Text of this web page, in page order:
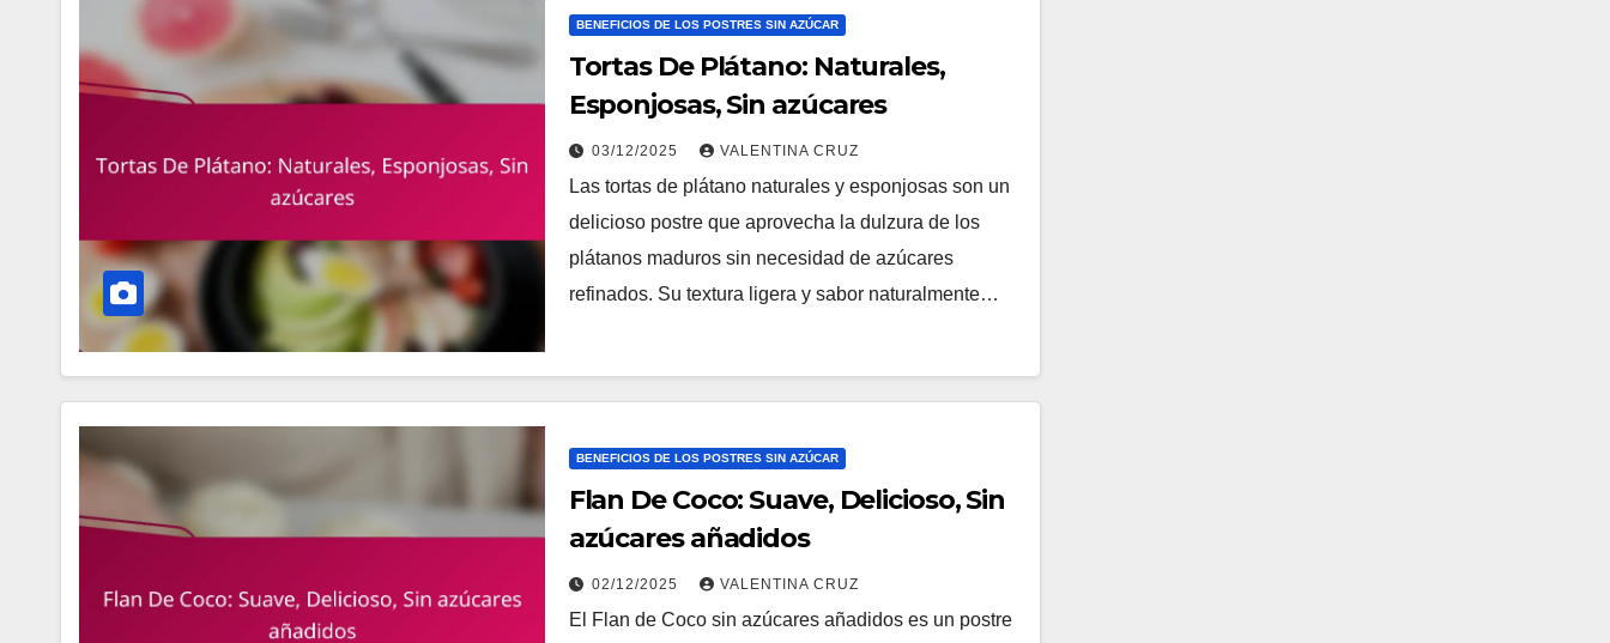
BENEFICIOS DE LOS POSTRES SIN AZÚCAR
Tortas De Plátano: Naturales,
Esponjosas, Sin azúcares
03/12/2025 VALENTINA CRUZ
Las tortas de plátano naturales y esponjosas son un
delicioso postre que aprovecha la dulzura de los
plátanos maduros sin necesidad de azúcares
refinados. Su textura ligera y sabor naturalmente…
BENEFICIOS DE LOS POSTRES SIN AZÚCAR
Flan De Coco: Suave, Delicioso, Sin
azúcares añadidos
02/12/2025 VALENTINA CRUZ
El Flan de Coco sin azúcares añadidos es un postre